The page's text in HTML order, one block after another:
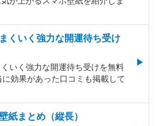
くいく強力な開運待ち受け
いく強力な開運待ち受けを無料
に効果があった口コミも掲載して
紙まとめ（縦長）